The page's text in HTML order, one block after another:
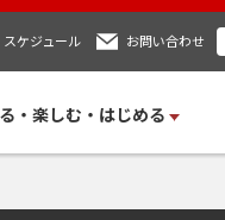
スケジュール お問い合わせ
・楽しむ・はじめる